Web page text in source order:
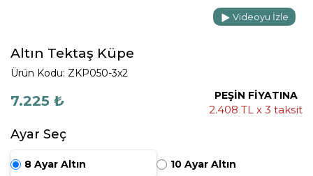
Videoyu İzle
Altın Tektaş Küpe
Ürün Kodu: ZKP050-3x2
7.225 ₺ PEŞİN FİYATINA
2.408 TL x 3 taksit
Ayar Seç
8 Ayar Altın 10 Ayar Altın